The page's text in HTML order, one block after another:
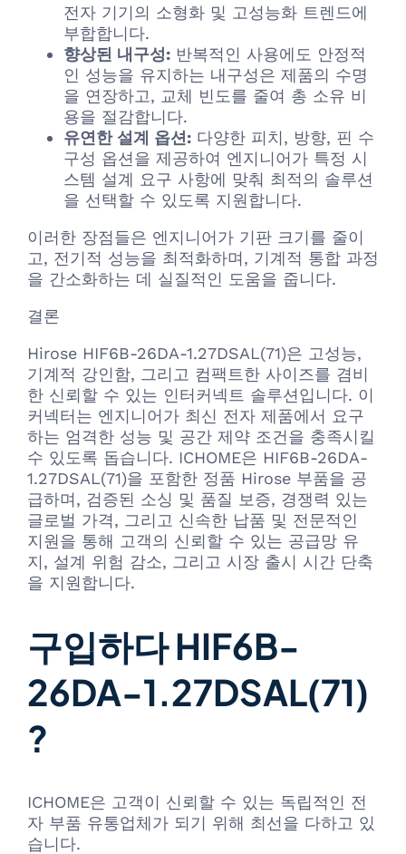
전자 기기의 소형화 및 고성능화 트렌드에
부합합니다.
향상된 내구성: 반복적인 사용에도 안정적
인 성능을 유지하는 내구성은 제품의 수명
을 연장하고, 교체 빈도를 줄여 총 소유 비
용을 절감합니다.
유연한 설계 옵션: 다양한 피치, 방향, 핀 수
구성 옵션을 제공하여 엔지니어가 특정 시
스템 설계 요구 사항에 맞춰 최적의 솔루션
을 선택할 수 있도록 지원합니다.
이러한 장점들은 엔지니어가 기판 크기를 줄이
고, 전기적 성능을 최적화하며, 기계적 통합 과정
을 간소화하는 데 실질적인 도움을 줍니다.
결론
Hirose HIF6B-26DA-1.27DSAL(71)은 고성능,
기계적 강인함, 그리고 컴팩트한 사이즈를 겸비
한 신뢰할 수 있는 인터커넥트 솔루션입니다. 이
커넥터는 엔지니어가 최신 전자 제품에서 요구
하는 엄격한 성능 및 공간 제약 조건을 충족시킬
수 있도록 돕습니다. ICHOME은 HIF6B-26DA-
1.27DSAL(71)을 포함한 정품 Hirose 부품을 공
급하며, 검증된 소싱 및 품질 보증, 경쟁력 있는
글로벌 가격, 그리고 신속한 납품 및 전문적인
지원을 통해 고객의 신뢰할 수 있는 공급망 유
지, 설계 위험 감소, 그리고 시장 출시 시간 단축
을 지원합니다.
구입하다 HIF6B-
26DA-1.27DSAL(71)
?
ICHOME은 고객이 신뢰할 수 있는 독립적인 전
자 부품 유통업체가 되기 위해 최선을 다하고 있
습니다.